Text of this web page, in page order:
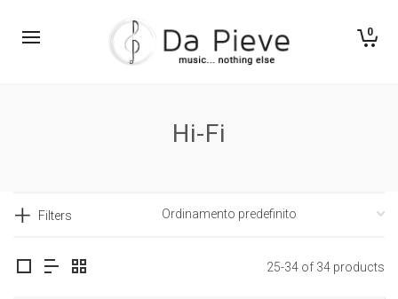
0
Hi-Fi
Filters
25-34 of 34 products